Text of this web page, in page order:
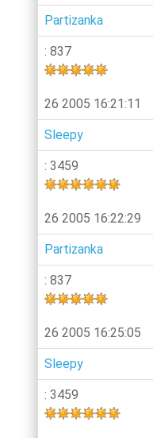
Partizanka
: 837
26 2005 16:21:11
Sleepy
: 3459
26 2005 16:22:29
Partizanka
: 837
26 2005 16:25:05
Sleepy
: 3459